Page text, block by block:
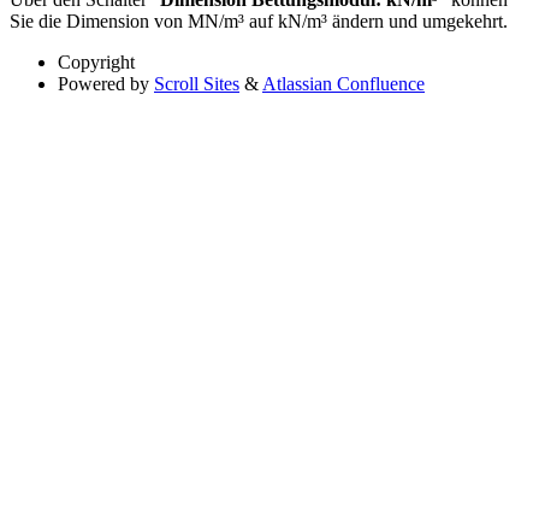
Sie die Dimension von MN/m³ auf kN/m³ ändern und umgekehrt.
Copyright
Powered by Scroll Sites & Atlassian Confluence